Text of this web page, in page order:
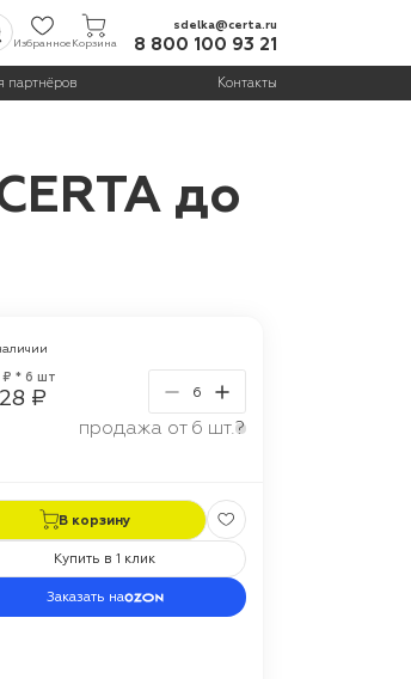
ИзбранноеКорзина
sdelka@certa.ru
8 800 100 93 21
партнёров Контакты
до
₽ * 6 шт
₽
продажа от 6 шт.?
В корзину
Купить в 1 клик
Заказать на